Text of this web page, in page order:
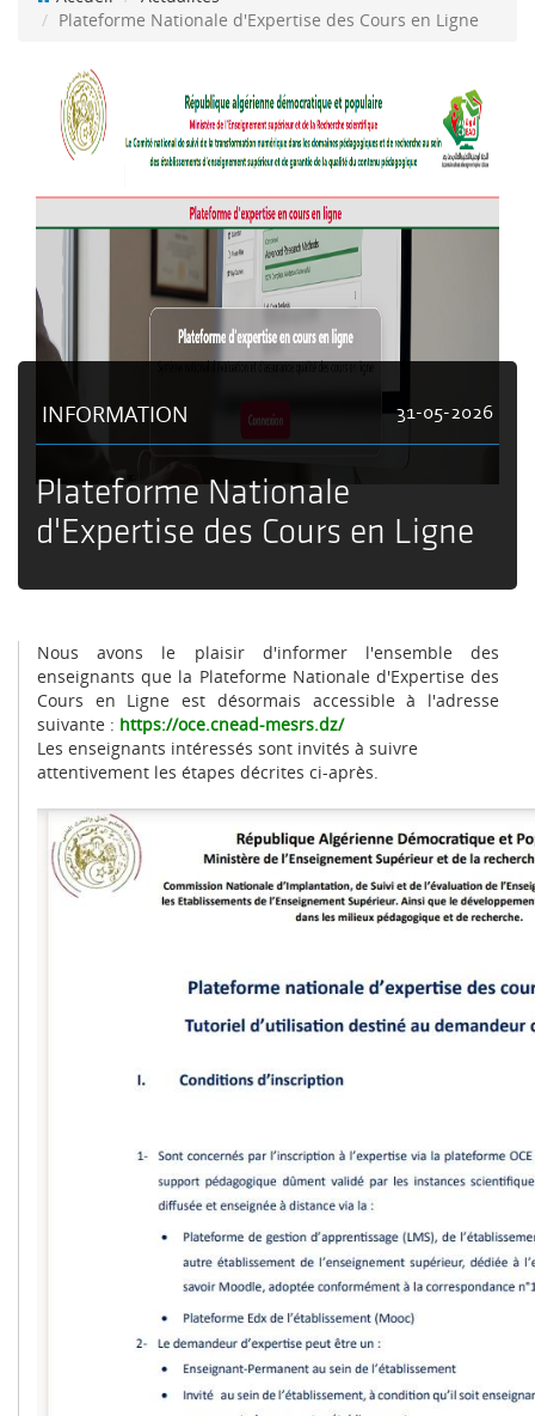
Plateforme Nationale d'Expertise des Cours en Ligne
INFORMATION 31-05-2026
Plateforme Nationale
d'Expertise des Cours en Ligne
Nous avons le plaisir d'informer l'ensemble des
enseignants que la Plateforme Nationale d'Expertise des
Cours en Ligne est désormais accessible à l'adresse
suivante : https://oce.cnead-mesrs.dz/
Les enseignants intéressés sont invités à suivre
attentivement les étapes décrites ci-après.